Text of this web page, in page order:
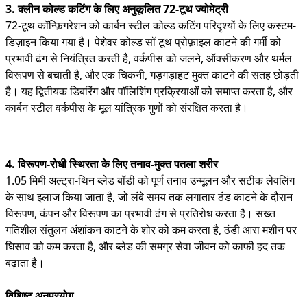
3. क्लीन कोल्ड कटिंग के लिए अनुकूलित 72-टूथ ज्योमेट्री
72-टूथ कॉन्फ़िगरेशन को कार्बन स्टील कोल्ड कटिंग परिदृश्यों के लिए कस्टम-
डिज़ाइन किया गया है। पेशेवर कोल्ड सॉ टूथ प्रोफ़ाइल काटने की गर्मी को
प्रभावी ढंग से नियंत्रित करती है, वर्कपीस को जलने, ऑक्सीकरण और थर्मल
विरूपण से बचाती है, और एक चिकनी, गड़गड़ाहट मुक्त काटने की सतह छोड़ती
है। यह द्वितीयक डिबरिंग और पॉलिशिंग प्रक्रियाओं को समाप्त करता है, और
कार्बन स्टील वर्कपीस के मूल यांत्रिक गुणों को संरक्षित करता है।
4. विरूपण-रोधी स्थिरता के लिए तनाव-मुक्त पतला शरीर
1.05 मिमी अल्ट्रा-थिन ब्लेड बॉडी को पूर्ण तनाव उन्मूलन और सटीक लेवलिंग
के साथ इलाज किया जाता है, जो लंबे समय तक लगातार ठंड काटने के दौरान
विरूपण, कंपन और विरूपण का प्रभावी ढंग से प्रतिरोध करता है। सख्त
गतिशील संतुलन अंशांकन काटने के शोर को कम करता है, ठंडी आरा मशीन पर
घिसाव को कम करता है, और ब्लेड की समग्र सेवा जीवन को काफी हद तक
बढ़ाता है।